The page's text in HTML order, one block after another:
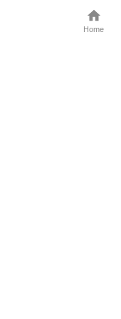
Home